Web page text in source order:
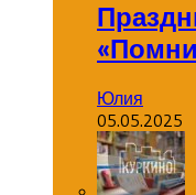
Юлия
05.05.2025